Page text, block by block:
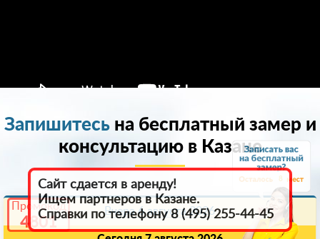
8
Промокод
4801
Запишитесьна бесплатный замер и
консультацию в Казанe
Вчера 6 августа 2026
Сайт сдается в аренду!
Ищем партнеров в Казанe.
Справки по телефону 8 (495) 255-44-45